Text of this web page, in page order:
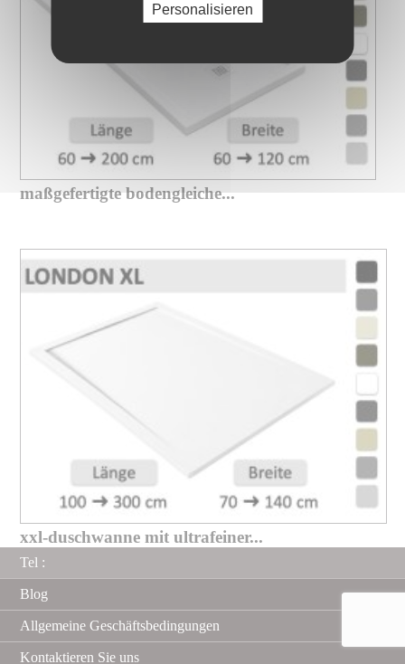
maßgefertigte bodengleiche...
xxl-duschwanne mit ultrafeiner...
Tel :
Blog
Allgemeine Geschäftsbedingungen
Kontaktieren Sie uns
Personalisieren